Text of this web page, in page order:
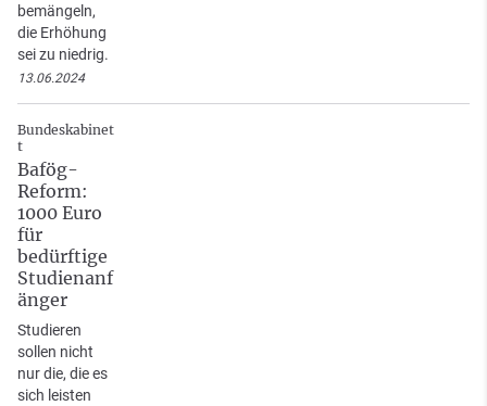
bemängeln,
die Erhöhung
sei zu niedrig.
13.06.2024
Bundeskabinet
t
Bafög-
Reform:
1000 Euro
für
bedürftige
Studienanf
änger
Studieren
sollen nicht
nur die, die es
sich leisten